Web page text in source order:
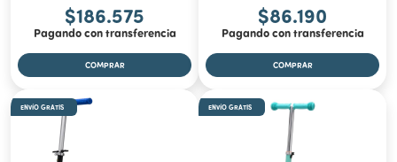
$186.575
Pagando con transferencia
$86.190
Pagando con transferencia
ENVÍO GRATIS ENVÍO GRATIS